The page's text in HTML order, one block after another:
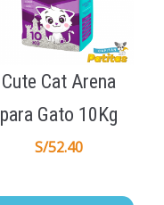
Cute Cat Arena
para Gato 10Kg
S/52.40